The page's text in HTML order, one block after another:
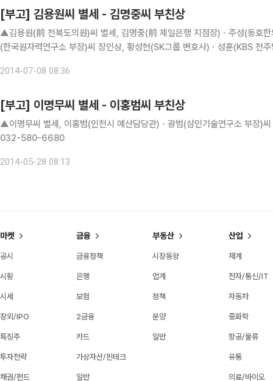
[부고] 김용원씨 별세 - 김명중씨 부친상
▲김용원(前 전북도의원)씨 별세, 김명중(前 제일은행 지점장)ㆍ주성(동호
(한국원자력연구소 부장)씨 장인상, 황성현(SK그룹 변호사)ㆍ성훈(KBS 전
2014-07-08 08:36
[부고] 이명무씨 별세 - 이홍범씨 부친상
▲이명무씨 별세, 이홍범(인천시 예산담당관)ㆍ광범(삼인기술연구소 부장)
032-580-6680
2014-05-28 08:13
마켓
공시
시황
시세
장외/IPO
특징주
투자전략
채권/펀드
금융
금융정책
은행
보험
2금융
카드
가상자산/핀테크
일반
부동산
시장동향
업계
정책
분양
일반
산업
재계
전자/통신/IT
자동차
중화학
항공/물류
유통
의료/바이오